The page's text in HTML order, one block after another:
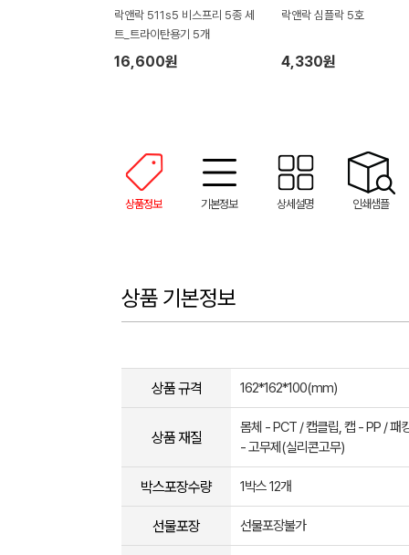
락앤락 511s5 비스프리 5종 세
트_트라이탄용기 5개
16,600원
락앤락 심플락 5호
4,330원
상품정보 기본정보 상세설명 인쇄샘플
상품 기본정보
상품 규격 162*162*100(mm)
상품 재질
몸체 - PCT / 캡클립, 캡 - PP / 패
- 고무제(실리콘고무)
박스포장수량 1박스 12개
선물포장 선물포장불가